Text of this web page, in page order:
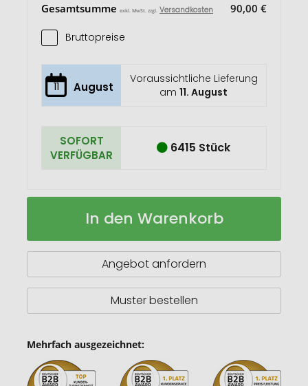
Gesamtsumme exkl. MwSt. zzgl. Versandkosten 90,00 €
Bruttopreise
11 August
Voraussichtliche Lieferung
am11. August
SOFORT
VERFÜGBAR
6415 Stück
Impact
Notizbuch
Auf
In den Warenkorb
Angebot anfordern
Muster bestellen
Mehrfach ausgezeichnet: